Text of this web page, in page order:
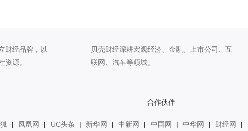
财经品牌，以
资源。
贝壳财经深耕宏观经济、金融、上市公司、互
联网、汽车等领域。
合作伙伴
| 凤凰网 | UC头条 | 新华网 | 中新网 | 中国网 | 中华网 | 财经网 |